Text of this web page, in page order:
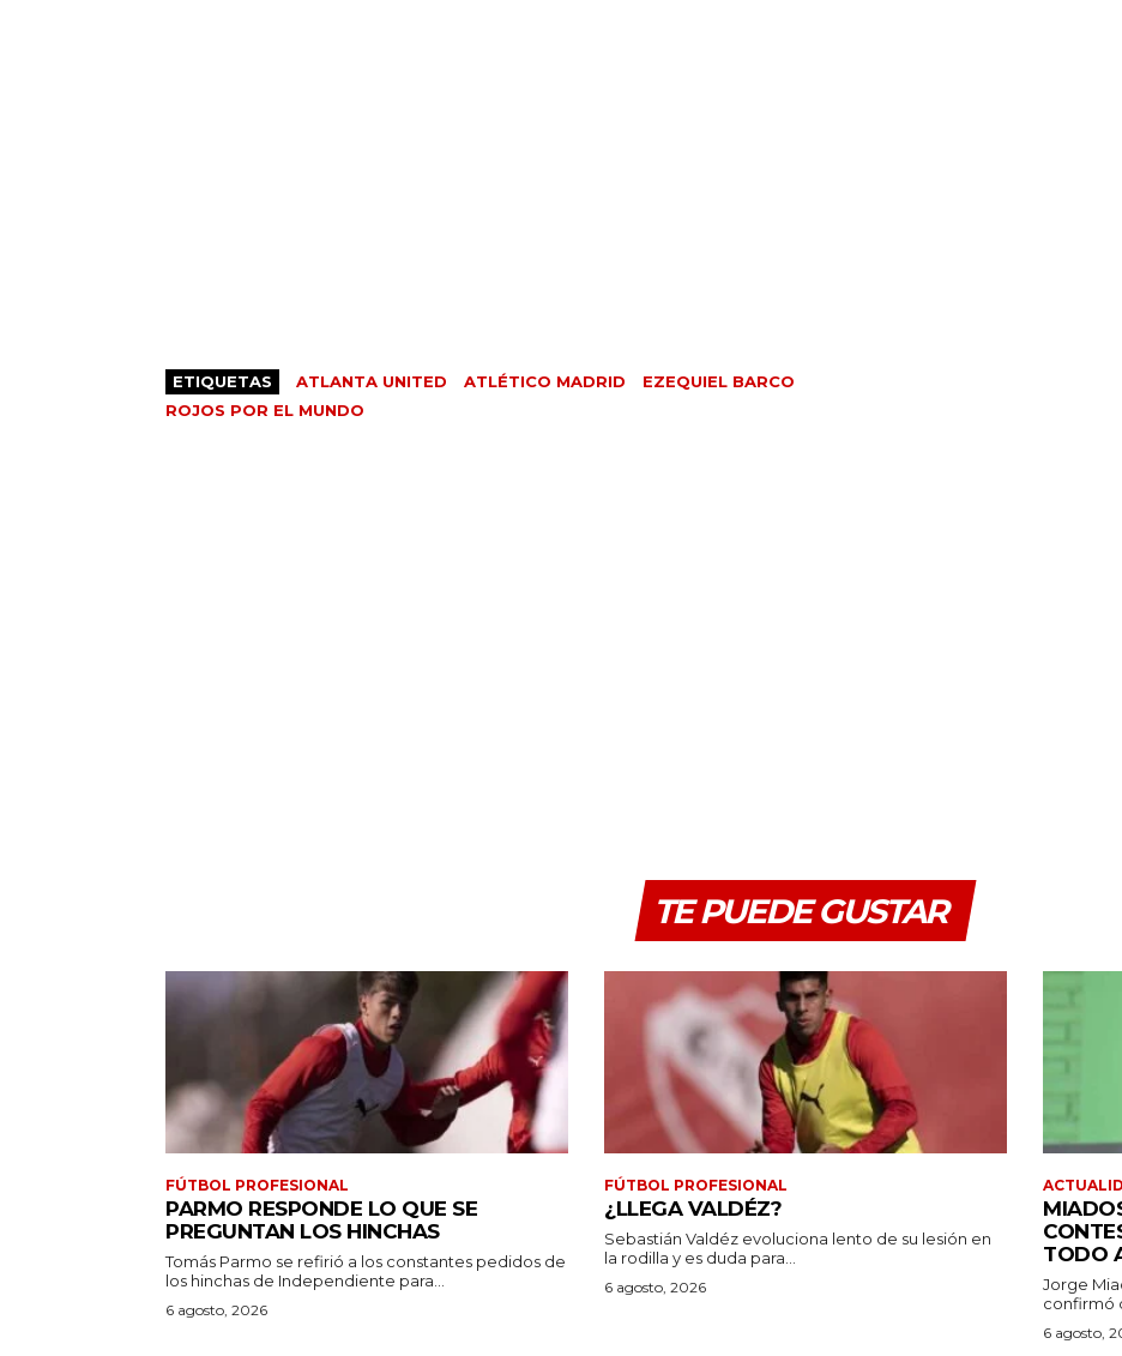
ETIQUETAS ATLANTA UNITED ATLÉTICO MADRID
EZEQUIEL BARCO
ROJOS POR EL MUNDO
TE PUEDE GUSTAR
FÚTBOL PROFESIONAL
PARMO RESPONDE LO QUE SE
PREGUNTAN LOS HINCHAS
Tomás Parmo se refirió a los constantes pedidos de
los hinchas de Independiente para...
6 agosto, 2026
FÚTBOL PROFESIONAL
¿LLEGA VALDÉZ?
Sebastián Valdéz evoluciona lento de su lesión en
la rodilla y es duda para...
6 agosto, 2026
TODO
Jorge
confirmó
6 agosto,